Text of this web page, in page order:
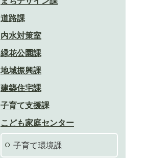
道路課
内水対策室
緑花公園課
地域振興課
建築住宅課
子育て支援課
こども家庭センター
子育て環境課